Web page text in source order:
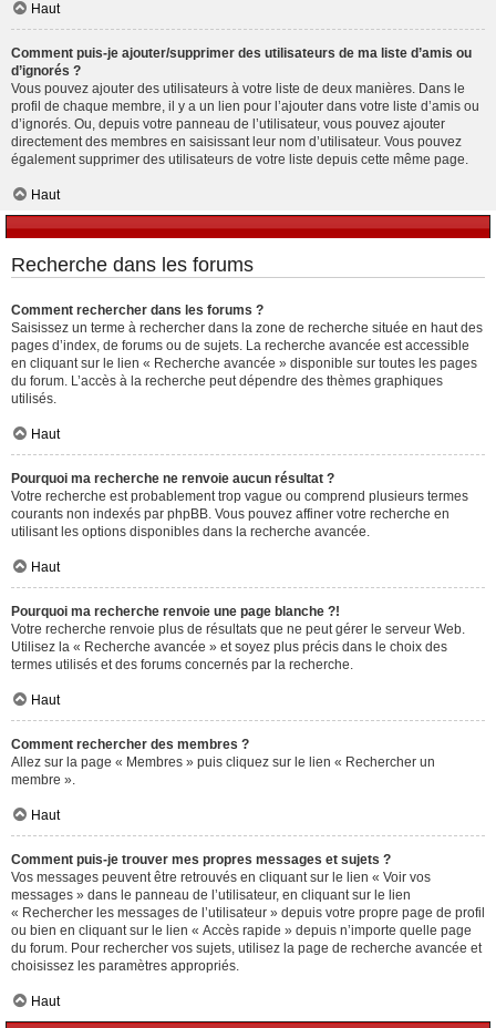
Haut
Comment puis-je ajouter/supprimer des utilisateurs de ma liste d’amis ou
d’ignorés ?
Vous pouvez ajouter des utilisateurs à votre liste de deux manières. Dans le
profil de chaque membre, il y a un lien pour l’ajouter dans votre liste d’amis ou
d’ignorés. Ou, depuis votre panneau de l’utilisateur, vous pouvez ajouter
directement des membres en saisissant leur nom d’utilisateur. Vous pouvez
également supprimer des utilisateurs de votre liste depuis cette même page.
Haut
Recherche dans les forums
Comment rechercher dans les forums ?
Saisissez un terme à rechercher dans la zone de recherche située en haut des
pages d’index, de forums ou de sujets. La recherche avancée est accessible
en cliquant sur le lien « Recherche avancée » disponible sur toutes les pages
du forum. L’accès à la recherche peut dépendre des thèmes graphiques
utilisés.
Haut
Pourquoi ma recherche ne renvoie aucun résultat ?
Votre recherche est probablement trop vague ou comprend plusieurs termes
courants non indexés par phpBB. Vous pouvez affiner votre recherche en
utilisant les options disponibles dans la recherche avancée.
Haut
Pourquoi ma recherche renvoie une page blanche ?!
Votre recherche renvoie plus de résultats que ne peut gérer le serveur Web.
Utilisez la « Recherche avancée » et soyez plus précis dans le choix des
termes utilisés et des forums concernés par la recherche.
Haut
Comment rechercher des membres ?
Allez sur la page « Membres » puis cliquez sur le lien « Rechercher un
membre ».
Haut
Comment puis-je trouver mes propres messages et sujets ?
Vos messages peuvent être retrouvés en cliquant sur le lien « Voir vos
messages » dans le panneau de l’utilisateur, en cliquant sur le lien
« Rechercher les messages de l’utilisateur » depuis votre propre page de profil
ou bien en cliquant sur le lien « Accès rapide » depuis n’importe quelle page
du forum. Pour rechercher vos sujets, utilisez la page de recherche avancée et
choisissez les paramètres appropriés.
Haut